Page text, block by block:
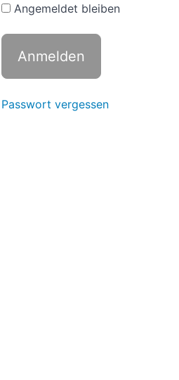
Angemeldet bleiben
Passwort vergessen